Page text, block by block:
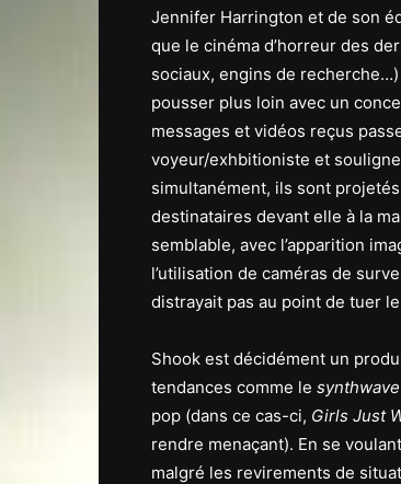
Jennifer Harrington et de son
que le cinéma d’horreur des
sociaux, engins de
pousser plus loin avec un
messages et vidéos reçus
voyeur/exhbitioniste et
simultanément, ils sont
destinataires devant elle à la
semblable, avec l’apparition
l’utilisation de caméras de
distrayait pas au point de tuer
Shook est décidément un
tendances comme le synthwave
pop (dans ce cas-ci, Girls Just
rendre menaçant). En se
malgré les revirements de